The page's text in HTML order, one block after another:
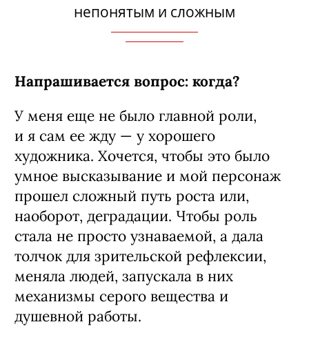
непонятым и сложным
Напрашивается вопрос: когда?
У меня еще не было главной роли,
и я сам ее жду — у хорошего
художника. Хочется, чтобы это было
умное высказывание и мой персонаж
прошел сложный путь роста или,
наоборот, деградации. Чтобы роль
стала не просто узнаваемой, а дала
толчок для зрительской рефлексии,
меняла людей, запускала в них
механизмы серого вещества и
душевной работы.